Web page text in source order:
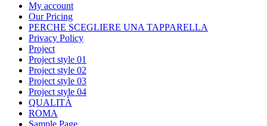
My account
Our Pricing
PERCHE SCEGLIERE UNA TAPPARELLA
Privacy Policy
Project
Project style 01
Project style 02
Project style 03
Project style 04
QUALITÀ
ROMA
Sample Page